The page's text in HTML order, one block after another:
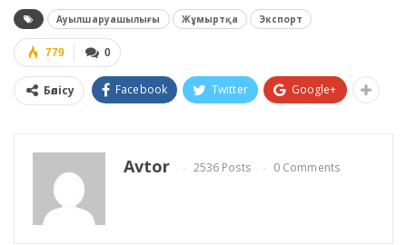
Ауылшаруашылығы Жұмыртқа Экспорт
0
779
Бөлісу Facebook Twitter Google+
Avtor 2536 Posts 0 Comments